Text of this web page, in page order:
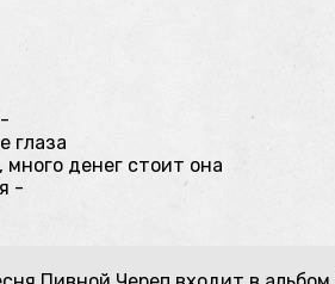
глаза
денег стоит она
-